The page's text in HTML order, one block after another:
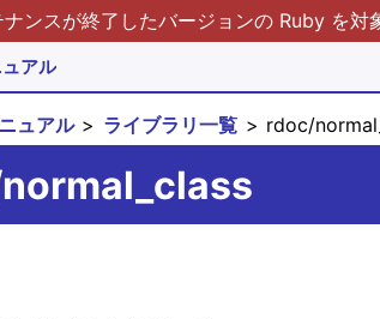
ンスが終了したバージョンの Ruby を対
アル
ュアル ライブラリ一覧 rdoc/